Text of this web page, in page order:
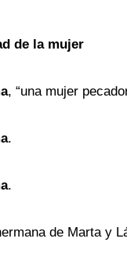
de la mujer
, “una mujer
.
.
de Marta y